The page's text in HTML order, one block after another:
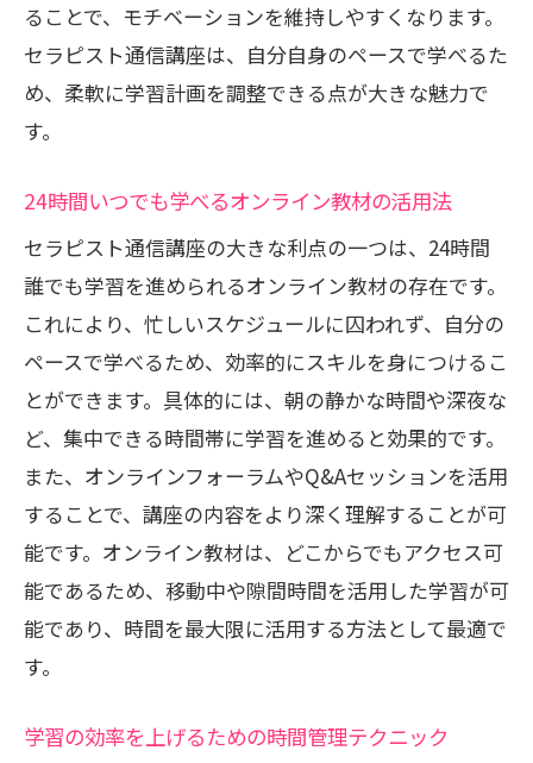
忙しい家庭生活に取り入れやすい学び方
短時間で成果を上げる学習方法
スキルアップを実感できるフィードバッ
どこでも学べるセラピスト通信講座でスキマ
時間を活かす
日常生活の中での行動習慣の改善法
スマホを活用した効率的な学習術
セラピスト通信講座のモジュール別活用
法
学習リズムを整えるための工夫
自宅学習のための快適な環境づくり
学習履歴を活かした成果の振り返り方法
セラピスト通信講座で実践的スキルを短期間
で習得
セラピスト通信講座で学ぶべき実践知識
ることで、モチベーションを維持しやすくなります。
セラピスト通信講座は、自分自身のペースで学べるた
め、柔軟に学習計画を調整できる点が大きな魅力で
す。
24時間いつでも学べるオンライン教材の活用法
セラピスト通信講座の大きな利点の一つは、24時間
誰でも学習を進められるオンライン教材の存在です。
これにより、忙しいスケジュールに囚われず、自分の
ペースで学べるため、効率的にスキルを身につけるこ
とができます。具体的には、朝の静かな時間や深夜な
ど、集中できる時間帯に学習を進めると効果的です。
また、オンラインフォーラムやQ&Aセッションを活用
することで、講座の内容をより深く理解することが可
能です。オンライン教材は、どこからでもアクセス可
能であるため、移動中や隙間時間を活用した学習が可
能であり、時間を最大限に活用する方法として最適で
す。
学習の効率を上げるための時間管理テクニック